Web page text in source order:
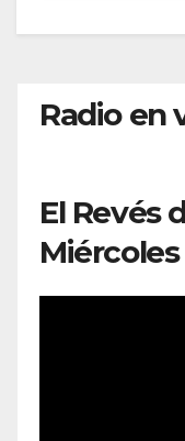
Radio en
El Revés